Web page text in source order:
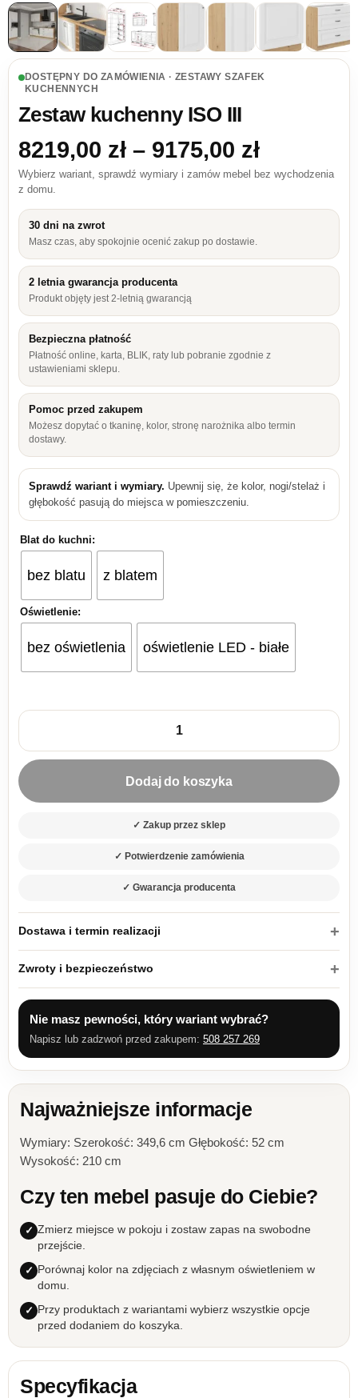
DOSTĘPNY DO ZAMÓWIENIA · ZESTAWY SZAFEK
KUCHENNYCH
Zestaw kuchenny ISO III
8219,00 zł – 9175,00 złZakres
Wybierz wariant, sprawdź wymiary i zamów mebel bez wychodzenia
z domu.
30 dni na zwrot
Masz czas, aby spokojnie ocenić zakup po dostawie.
2 letnia gwarancja producenta
Produkt objęty jest 2-letnią gwarancją
Bezpieczna płatność
Płatność online, karta, BLIK, raty lub pobranie zgodnie z
ustawieniami sklepu.
Pomoc przed zakupem
Możesz dopytać o tkaninę, kolor, stronę narożnika albo termin
dostawy.
Sprawdź wariant i wymiary. Upewnij się, że kolor, nogi/stelaż i
głębokość pasują do miejsca w pomieszczeniu.
Blat do kuchni:
bez blatu z blatem
Oświetlenie:
bez oświetlenia oświetlenie LED - białe
ilość Zestaw kuchenny ISO III
Dodaj do koszyka
✓ Zakup przez sklep
✓ Potwierdzenie zamówienia
✓ Gwarancja producenta
Dostawa i termin realizacji
Zwroty i bezpieczeństwo
Nie masz pewności, który wariant wybrać?
Napisz lub zadzwoń przed zakupem: 508 257 269
Najważniejsze informacje
Wymiary: Szerokość: 349,6 cm Głębokość: 52 cm
Wysokość: 210 cm
Czy ten mebel pasuje do Ciebie?
Zmierz miejsce w pokoju i zostaw zapas na swobodne
przejście.
Porównaj kolor na zdjęciach z własnym oświetleniem w
domu.
Przy produktach z wariantami wybierz wszystkie opcje
przed dodaniem do koszyka.
Specyfikacja